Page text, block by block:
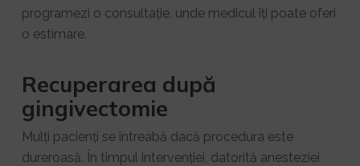
programezi o consultație, unde medicul îți poate oferi
o estimare.
Recuperarea după
gingivectomie
Mulți pacienți se întreabă dacă procedura este
dureroasă. În timpul intervenției, datorită anesteziei